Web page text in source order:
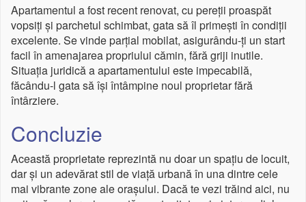
Apartamentul a fost recent renovat, cu pereții proaspăt
vopsiți și parchetul schimbat, gata să îl primești în condiții
excelente. Se vinde parțial mobilat, asigurându-ți un start
facil în amenajarea propriului cămin, fără griji inutile.
Situația juridică a apartamentului este impecabilă,
făcându-l gata să își întâmpine noul proprietar fără
întârziere.
Concluzie
Această proprietate reprezintă nu doar un spațiu de locuit,
dar și un adevărat stil de viață urbană în una dintre cele
mai vibrante zone ale orașului. Dacă te vezi trăind aici, nu